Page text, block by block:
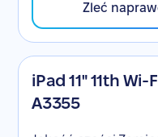
Zleć
iPad 11" 11th
A3355